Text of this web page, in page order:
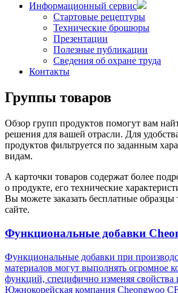
Информационный сервис
Стартовые рецептуры
Технические брошюры
Презентации
Полезные публикации
Сведения об охране труда
Контакты
Группы товаров
Обзор групп продуктов помогут вам
решения для вашей отрасли. Для
продуктов фильтруется по заданным
видам.
А карточки товаров содержат более
о продукте, его технические
Вы можете заказать бесплатные
сайте.
Функциональные добавки
Функциональные добавки при
материалов могут выполнять огромное
функций, специфично изменяя свойства
Южнокорейская компания Cheongwoo